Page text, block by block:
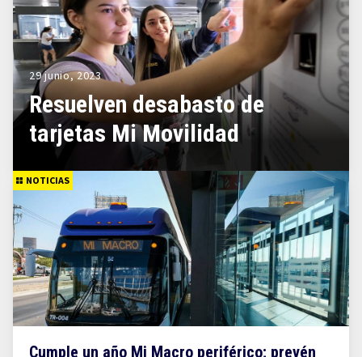
29 junio, 2023
Resuelven desabasto de
tarjetas Mi Movilidad
NOTICIAS
Cumple un año Mi Macro periférico; prevén